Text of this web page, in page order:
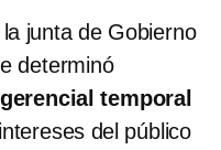
junta de Gobierno
determinó
temporal
del público